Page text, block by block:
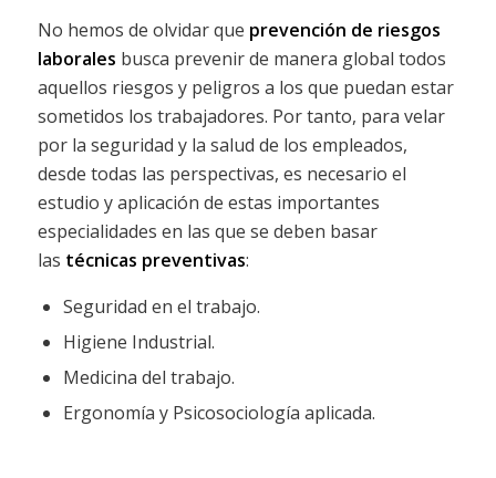
No hemos de olvidar que prevención de riesgos
laborales busca prevenir de manera global todos
aquellos riesgos y peligros a los que puedan estar
sometidos los trabajadores. Por tanto, para velar
por la seguridad y la salud de los empleados,
desde todas las perspectivas, es necesario el
estudio y aplicación de estas importantes
especialidades en las que se deben basar
las técnicas preventivas:
Seguridad en el trabajo.
Higiene Industrial.
Medicina del trabajo.
Ergonomía y Psicosociología aplicada.